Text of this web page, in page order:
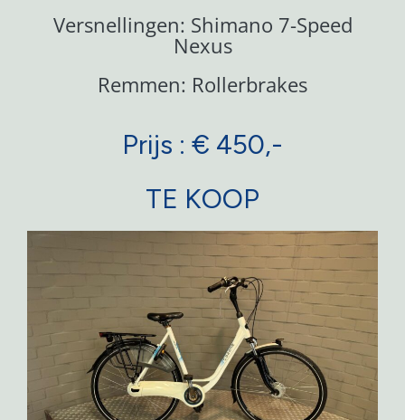
Versnellingen: Shimano 7-Speed
Nexus
Remmen: Rollerbrakes
Prijs : € 450,-
TE KOOP